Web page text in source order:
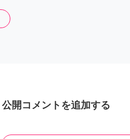
公開コメントを追加する